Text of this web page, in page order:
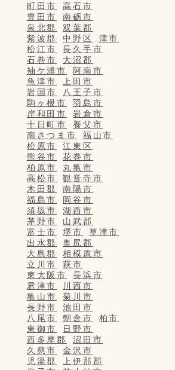
町田市
高石市
豊田市
南砺市
泉北郡
双葉郡
紫波郡
中野区
津市
松江市
長久手市
石巻市
大沼郡
袖ケ浦市
阿南市
魚津市
上田市
岩国市
八王子市
駒ヶ根市
羽島市
岸和田市
岩倉市
十日町市
養父市
南さつま市
福山市
松原市
江東区
熊谷市
花巻市
柏原市
丸亀市
高松市
観音寺市
木田郡
南陽市
福島市
岡谷市
須坂市
湖西市
茅野市
山武郡
富士市
堺市
草津市
出水郡
奥尻郡
大島郡
相模原市
立川市
萩市
東大阪市
長浜市
君津市
川西市
亀山市
菊川市
長野市
池田市
八尾市
朝倉市
柏市
東御市
日野市
西多摩郡
沼田市
久慈市
金沢市
児湯郡
上伊那郡